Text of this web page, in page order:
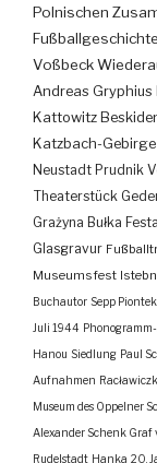
Polnischen
Fußballgeschichte
Voßbeck
Andreas Gryphius
Kattowitz
Katzbach-Gebirge
Neustadt Prudnik
Theaterstück
Grażyna Bułka
Glasgravur
Museumsfest
Buchautor Sepp Piontek
Juli 1944
Hanou Siedlung Paul
Aufnahmen
Museum des Oppelner
Alexander Schenk Graf
Rudelstadt Hanka 20.